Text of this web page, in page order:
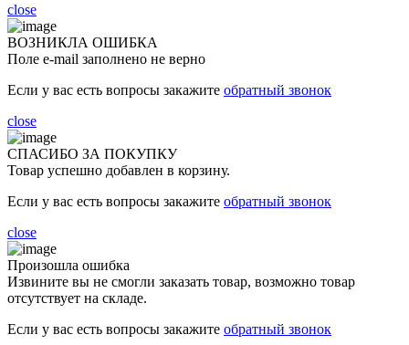
close
ВОЗНИКЛА ОШИБКА
Поле e-mail заполнено не верно
Если у вас есть вопросы закажите обратный звонок
close
СПАСИБО ЗА ПОКУПКУ
Товар успешно добавлен в корзину.
Если у вас есть вопросы закажите обратный звонок
close
Произошла ошибка
Извините вы не смогли заказать товар, возможно товар
отсутствует на складе.
Если у вас есть вопросы закажите обратный звонок